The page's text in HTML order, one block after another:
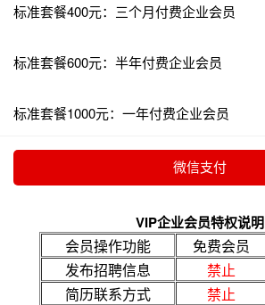
标准套餐400元：三个月付费企业会员
标准套餐600元：半年付费企业会员
标准套餐1000元：一年付费企业会员
VIP企业会员特权说明
会员操作功能 免费会员
发布招聘信息
禁止
简历联系方式
禁止